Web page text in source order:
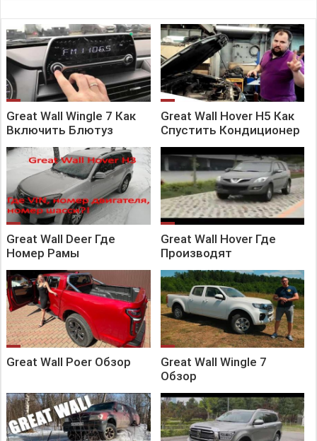
Great Wall Wingle 7 Как
Включить Блютуз
Great Wall Hover H5 Как
Спустить Кондиционер
Great Wall Deer Где
Номер Рамы
Great Wall Hover Где
Производят
Great Wall Poer Обзор
Great Wall Wingle 7
Обзор